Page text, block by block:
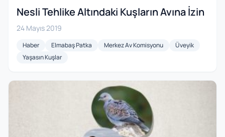
Nesli Tehlike Altındaki Kuşların Avına İzin
24 Mayıs 2019
Haber Elmabaş Patka Merkez Av Komisyonu
Üveyik
Yaşasın Kuşlar